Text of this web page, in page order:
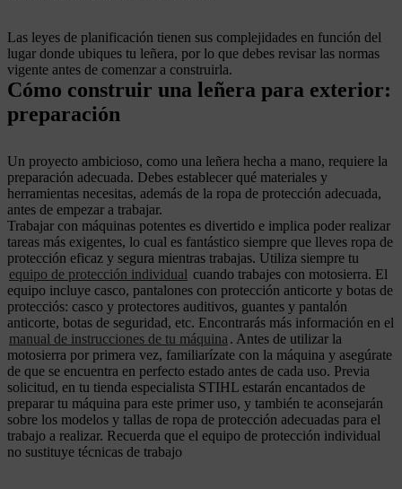
Las leyes de planificación tienen sus complejidades en función del
lugar donde ubiques tu leñera, por lo que debes revisar las normas
vigente antes de comenzar a construirla.
Cómo construir una leñera para exterior:
preparación
Un proyecto ambicioso, como una leñera hecha a mano, requiere la
preparación adecuada. Debes establecer qué materiales y
herramientas necesitas, además de la ropa de protección adecuada,
antes de empezar a trabajar.
Trabajar con máquinas potentes es divertido e implica poder realizar
tareas más exigentes, lo cual es fantástico siempre que lleves ropa de
protección eficaz y segura mientras trabajas. Utiliza siempre tu
equipo de protección individual cuando trabajes con motosierra. El
equipo incluye casco, pantalones con protección anticorte y botas de
protecciós: casco y protectores auditivos, guantes y pantalón
anticorte, botas de seguridad, etc. Encontrarás más información en el
manual de instrucciones de tu máquina . Antes de utilizar la
motosierra por primera vez, familiarízate con la máquina y asegúrate
de que se encuentra en perfecto estado antes de cada uso. Previa
solicitud, en tu tienda especialista STIHL estarán encantados de
preparar tu máquina para este primer uso, y también te aconsejarán
sobre los modelos y tallas de ropa de protección adecuadas para el
trabajo a realizar. Recuerda que el equipo de protección individual
no sustituye técnicas de trabajo